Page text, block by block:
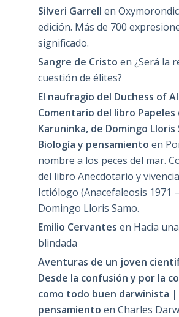
Silveri Garrell en
edición. Más de 700
significado.
Sangre de Cristo en ¿Será la
cuestión de élites?
El naufragio del Duchess of
Comentario del libro Papeles
Karuninka, de Domingo Lloris
Biología y pensamiento en
nombre a los peces del mar.
del libro Anecdotario y
Ictiólogo (Anacefaleosis 1971
Domingo Lloris Samo.
Emilio Cervantes en Hacia
blindada
Aventuras de un joven
Desde la confusión y por la
como todo buen darwinista |
pensamiento en Charles